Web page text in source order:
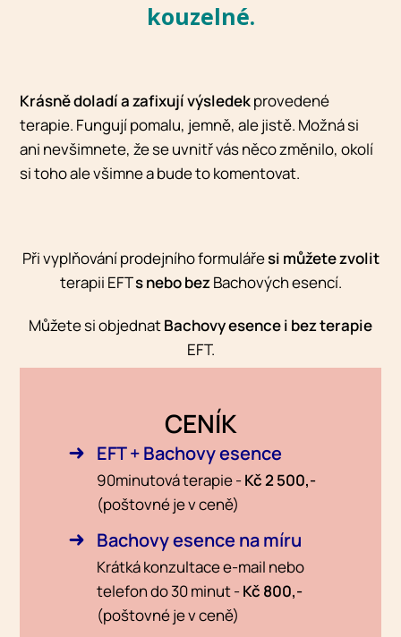
kouzelné.
Krásně doladí a zafixují výsledekprovedené
terapie. Fungují pomalu, jemně, ale jistě. Možná si
ani nevšimnete, že se uvnitř vás něco změnilo, okolí
si toho ale všimne a bude to komentovat.
Při vyplňování prodejního formulářesi můžete zvolit
terapii EFTs nebo bezBachových esencí.
Můžete si objednatBachovy esence i bez terapie
EFT.
CENÍK
EFT + Bachovy esence
90minutová terapie -Kč 2 500,-
(poštovné je v ceně)
Bachovy esence na míru
Krátká konzultace e-mail nebo
telefon do 30 minut -Kč 800,-
(poštovné je v ceně)